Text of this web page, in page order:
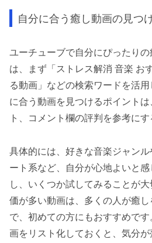
自分に合う癒し動画の見つ
ユーチューブで自分にぴったり
は、まず「ストレス解消 音楽 お
る動画」などの検索ワードを活
に合う動画を見つけるポイント
ト、コメント欄の評判を参考にす
具体的には、好きな音楽ジャン
ート系など、自分が心地よいと
し、いくつか試してみることが
価が多い動画は、多くの人が癒
で、初めての方にもおすすめで
画をリスト化しておくと、気分